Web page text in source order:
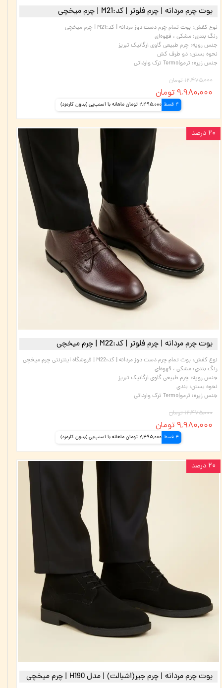
بوت چرم مردانه | چرم فلوتر | کد:M21 | چرم میخچی
نوع کفش: بوت تمام چرم دست دوز مردانه | کد:M21 | چرم میخچی
رنگ بندی: مشکی ، قهوه‌ای
جنس رویه: چرم طبیعی گاوی ارگانیک تبریز
نحوه بستن: دو طرف کش
جنس زیره: ترمو|Termo ترک وارداتی
۱۲,۴۷۵,۰۰۰ تومان
۹,۹۸۰,۰۰۰ تومان
4 قسط 2,495,000 تومان ماهانه با اسنپ‌پی (بدون کارمزد)
بوت چرم مردانه | چرم فلوتر | کد:M22 | چرم میخچی
نوع کفش: بوت تمام چرم دست دوز مردانه | کد:M22 | فروشگاه اینترنتی چرم میخچی
رنگ بندی: مشکی ، قهوه‌ای
جنس رویه: چرم طبیعی گاوی ارگانیک تبریز
نحوه بستن: بندی
جنس زیره: ترمو|Termo ترک وارداتی
۱۲,۴۷۵,۰۰۰ تومان
۹,۹۸۰,۰۰۰ تومان
4 قسط 2,495,000 تومان ماهانه با اسنپ‌پی (بدون کارمزد)
۲۰ درصد
بوت چرم مردانه | چرم جیر(اشبالت) |‌ مدل H190 | چرم میخچی
۲۰ درصد